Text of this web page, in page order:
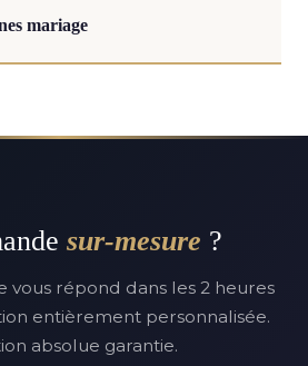
mariage
sur-mesure ?
vous répond dans les 2 heures
entièrement personnalisée.
absolue garantie.